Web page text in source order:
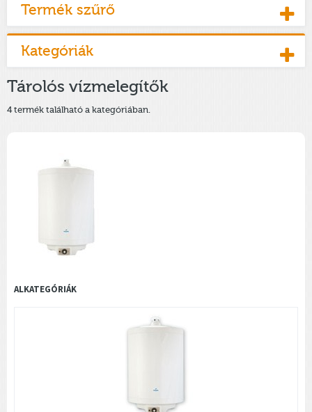
Termék szűrő
Kategóriák
Tárolós vízmelegítők
4 termék található a kategóriában.
ALKATEGÓRIÁK